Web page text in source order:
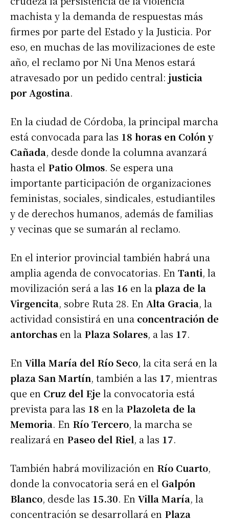
machista y la demanda de respuestas más
firmes por parte del Estado y la Justicia. Por
eso, en muchas de las movilizaciones de este
año, el reclamo por Ni Una Menos estará
atravesado por un pedido central: justicia
por Agostina.
En la ciudad de Córdoba, la principal marcha
está convocada para las 18 horas en Colón y
Cañada, desde donde la columna avanzará
hasta el Patio Olmos. Se espera una
importante participación de organizaciones
feministas, sociales, sindicales, estudiantiles
y de derechos humanos, además de familias
y vecinas que se sumarán al reclamo.
En el interior provincial también habrá una
amplia agenda de convocatorias. En Tanti, la
movilización será a las 16 en la plaza de la
Virgencita, sobre Ruta 28. En Alta Gracia, la
actividad consistirá en una concentración de
antorchas en la Plaza Solares, a las 17.
En Villa María del Río Seco, la cita será en la
plaza San Martín, también a las 17, mientras
que en Cruz del Eje la convocatoria está
prevista para las 18 en la Plazoleta de la
Memoria. En Río Tercero, la marcha se
realizará en Paseo del Riel, a las 17.
También habrá movilización en Río Cuarto,
donde la convocatoria será en el Galpón
Blanco, desde las 15.30. En Villa María, la
concentración se desarrollará en Plaza